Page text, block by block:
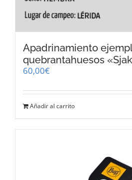
Apadrinamiento
quebrantahuesos
60,00€
Añadir al carrito